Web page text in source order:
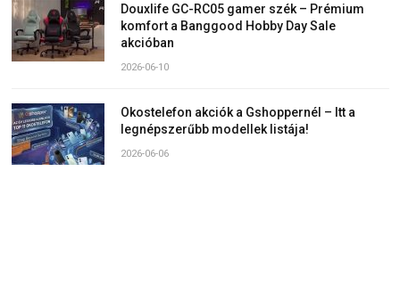
Douxlife GC-RC05 gamer szék – Prémium
komfort a Banggood Hobby Day Sale
akcióban
2026-06-10
Okostelefon akciók a Gshoppernél – Itt a
legnépszerűbb modellek listája!
2026-06-06